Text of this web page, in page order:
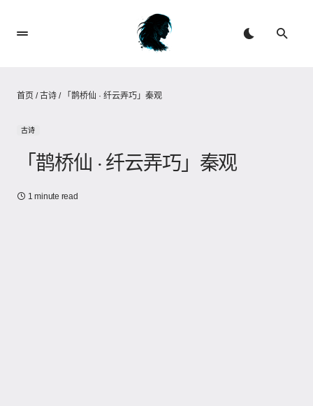
首页 /古诗 / 「鹊桥仙 · 纤云弄巧」秦观
古诗
「鹊桥仙 · 纤云弄巧」秦观
1 minute read